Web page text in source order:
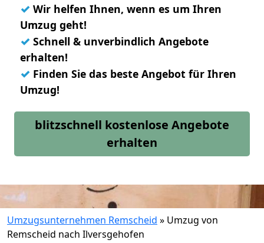
✓ Wir helfen Ihnen, wenn es um Ihren
Umzug geht!
✓ Schnell & unverbindlich Angebote
erhalten!
✓ Finden Sie das beste Angebot für Ihren
Umzug!
blitzschnell kostenlose Angebote
erhalten
Umzugsunternehmen Remscheid » Umzug von
Remscheid nach Ilversgehofen